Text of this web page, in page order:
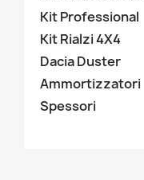
Kit Professional
Kit Rialzi 4X4
Dacia Duster
Ammortizzatori
Spessori